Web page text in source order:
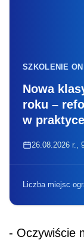
SZKOLENIE
Nowa
roku –
w praktyce
26.08.2026 r.,
Liczba miejsc
- Oczywiście